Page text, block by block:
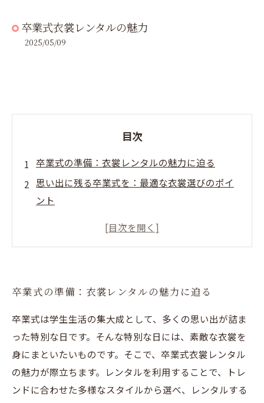
卒業式衣裳レンタルの魅力
2025/05/09
目次
卒業式の準備：衣裳レンタルの魅力に迫る
思い出に残る卒業式を：最適な衣裳選びのポイ
ント
卒業式当日の感動：衣裳がもたらす特別な瞬間
卒業式の準備：衣裳レンタルの魅力に迫る
卒業式は学生生活の集大成として、多くの思い出が詰ま
った特別な日です。そんな特別な日には、素敵な衣裳を
身にまといたいものです。そこで、卒業式衣裳レンタル
の魅力が際立ちます。レンタルを利用することで、トレ
ンドに合わせた多様なスタイルから選べ、レンタルする